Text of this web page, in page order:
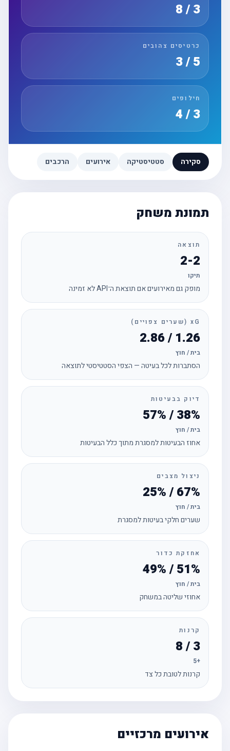
3 / 8
כרטיסים צהובים
חילופים
3 / 4
סקירה סטטיסטיקה אירועים הרכבים
תמונת משחק
תוצאה
2-2
תיקו
מופק גם מאירועים אם תוצאת ה־API לא זמינה
xG (שערים צפויים)
1.26 / 2.86
בית / חוץ
הסתברות לכל בעיטה — הצפי הסטטיסטי לתוצאה
דיוק בבעיטות
38% / 57%
בית / חוץ
אחוז הבעיטות למסגרת מתוך כלל הבעיטות
ניצול מצבים
67% / 25%
בית / חוץ
שערים חלקי בעיטות למסגרת
אחזקת כדור
51% / 49%
בית / חוץ
אחוזי שליטה במשחק
קרנות
3 / 8
קרנות לטובת כל צד
אירועים מרכזיים